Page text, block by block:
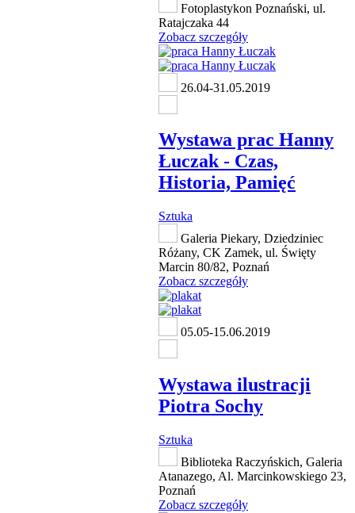
Fotoplastykon Poznański, ul.
Ratajczaka 44
Zobacz szczegóły
26.04-31.05.2019
Wystawa prac Hanny
Łuczak - Czas,
Historia, Pamięć
Sztuka
Galeria Piekary, Dziedziniec
Różany, CK Zamek, ul. Święty
Marcin 80/82, Poznań
Zobacz szczegóły
05.05-15.06.2019
Wystawa ilustracji
Piotra Sochy
Sztuka
Biblioteka Raczyńskich, Galeria
Atanazego, Al. Marcinkowskiego 23,
Poznań
Zobacz szczegóły